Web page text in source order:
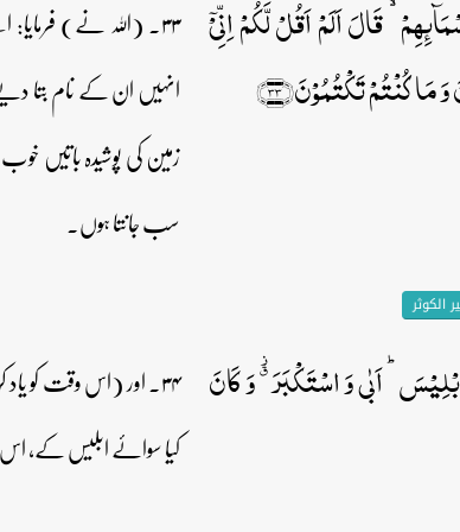
قَالَ اَلَمۡ اَقُلۡ لَّکُمۡ اِنِّیۡۤ
کُنۡتُمۡ تَکۡتُمُوۡنَ﴿۳۳﴾
۳۳۔ (اللہ نے)
انہیں ان کے نام بتا
زمین کی پوشیدہ باتیں خوب
سب جانتا ہوں۔
الکوثر
اَبٰی وَ اسۡتَکۡبَرَ ٭۫ وَ کَانَ
۳۴۔ اور (اس وقت کو
کیا سوائے ابلیس کے، اس